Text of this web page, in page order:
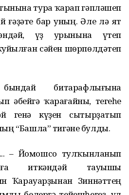
тура ҡарап гәпләшеп
ғәҙәте бар уның. Әле лә ят
үҙ урынына үтеп
сәйен шөрпөлдәтеп
битарафлығына
әбейгә ҡарағайны, тегеһе
генә күҙен сытырҙатып
“Башла” тигәне булды.
– Йомошсо тулҡынланып
иткәндәй тауышы
Ҡарауарҙынан Зиннәттең